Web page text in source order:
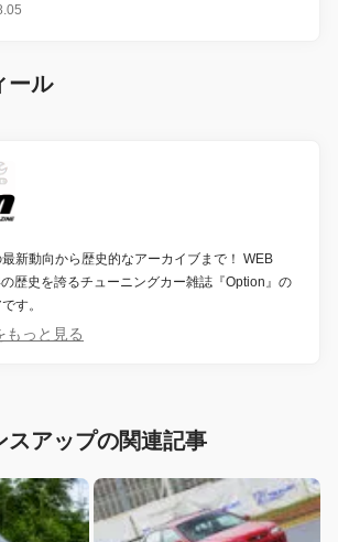
ール
新動向から歴史的なアーカイブまで！ WEB
歴史を誇るチューニングカー雑誌『Option』の
す。
もっと見る
スアップの関連記事